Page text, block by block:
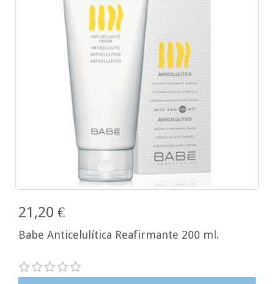
21,20 €
Babe Anticelulítica Reafirmante 200 ml.